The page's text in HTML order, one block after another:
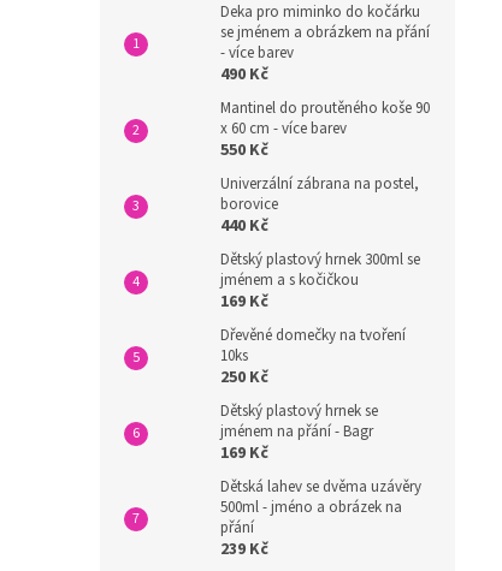
Deka pro miminko do kočárku
se jménem a obrázkem na přání
- více barev
490 Kč
Mantinel do proutěného koše 90
x 60 cm - více barev
550 Kč
Univerzální zábrana na postel,
borovice
440 Kč
Dětský plastový hrnek 300ml se
jménem a s kočičkou
169 Kč
Dřevěné domečky na tvoření
10ks
250 Kč
Dětský plastový hrnek se
jménem na přání - Bagr
169 Kč
Dětská lahev se dvěma uzávěry
500ml - jméno a obrázek na
přání
239 Kč